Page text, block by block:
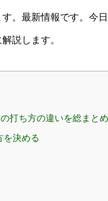
。最新情報です。今
説します。
打ち方の違いを総まとめ
を決める